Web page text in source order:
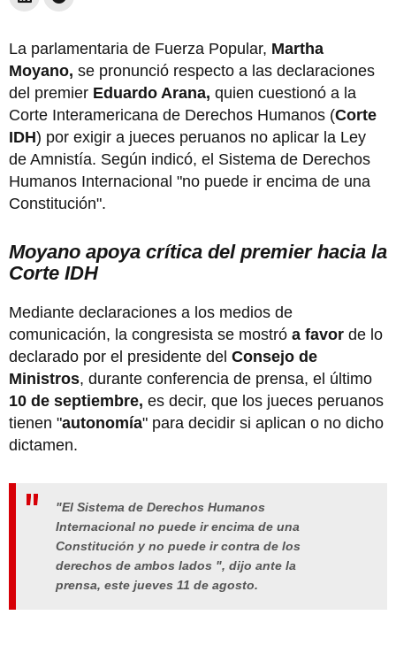
La parlamentaria de Fuerza Popular, Martha
Moyano, se pronunció respecto a las declaraciones
del premier Eduardo Arana, quien cuestionó a la
Corte Interamericana de Derechos Humanos (Corte
IDH) por exigir a jueces peruanos no aplicar la Ley
de Amnistía. Según indicó, el Sistema de Derechos
Humanos Internacional "no puede ir encima de una
Constitución".
Moyano apoya crítica del premier hacia la
Corte IDH
Mediante declaraciones a los medios de
comunicación, la congresista se mostró a favor de lo
declarado por el presidente del Consejo de
Ministros, durante conferencia de prensa, el último
10 de septiembre, es decir, que los jueces peruanos
tienen "autonomía" para decidir si aplican o no dicho
dictamen.
"El Sistema de Derechos Humanos
Internacional no puede ir encima de una
Constitución y no puede ir contra de los
derechos de ambos lados ", dijo ante la
prensa, este jueves 11 de agosto.